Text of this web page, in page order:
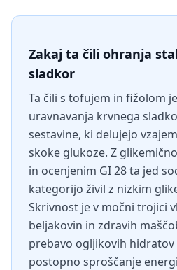
Zakaj ta čili ohranja
sladkor
Ta čili s tofujem in fižolom
uravnavanja krvnega
sestavine, ki delujejo
skoke glukoze. Z
in ocenjenim GI 28 ta jed
kategorijo živil z nizkim
Skrivnost je v močni trojici
beljakovin in zdravih
prebavo ogljikovih
postopno sproščanje